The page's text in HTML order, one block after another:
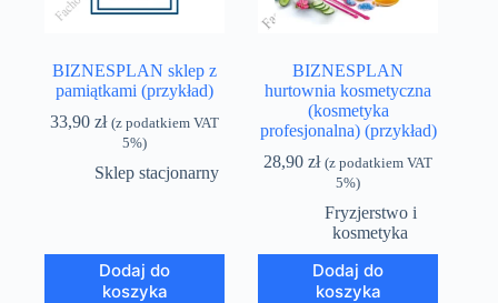
BIZNESPLAN sklep z
pamiątkami (przykład)
33,90zł (z podatkiem VAT
5%)
Sklep stacjonarny
Dodaj do
koszyka
BIZNESPLAN
hurtownia kosmetyczna
(kosmetyka
profesjonalna) (przykład)
28,90zł (z podatkiem VAT
5%)
Fryzjerstwo i
kosmetyka
Dodaj do
koszyka